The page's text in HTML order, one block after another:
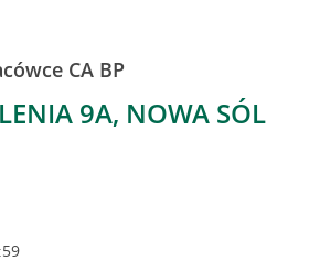
CA BP
9A, NOWA SÓL